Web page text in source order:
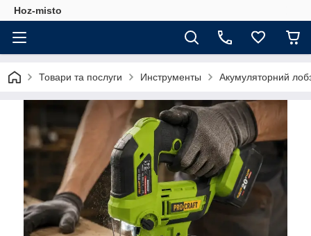
Hoz-misto
Товари та послуги Инструменты Акумуляторний